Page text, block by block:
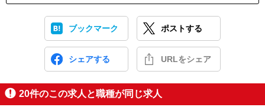
ブックマーク ポストする
シェアする URLをシェア
20件のこの求人と職種が同じ求人